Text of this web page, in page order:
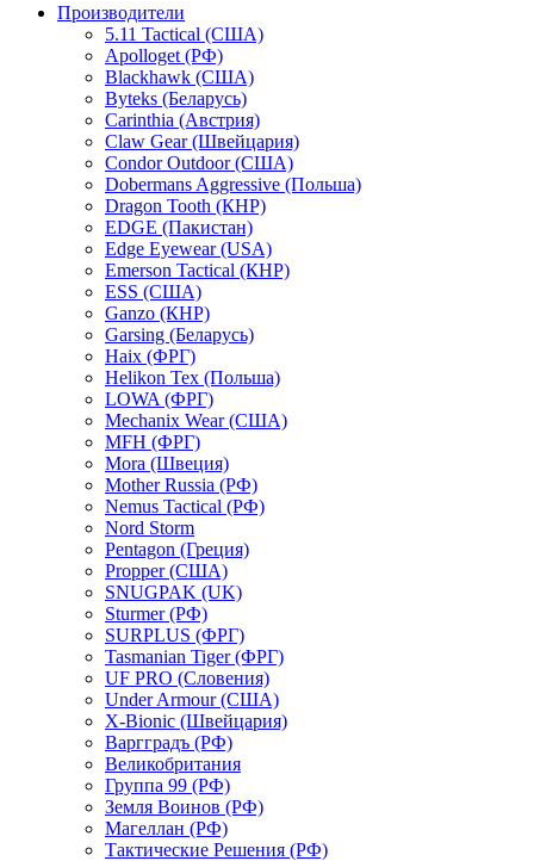
Производители
5.11 Tactical (США)
Apolloget (РФ)
Blackhawk (США)
Byteks (Беларусь)
Carinthia (Австрия)
Claw Gear (Швейцария)
Condor Outdoor (США)
Dobermans Aggressive (Польша)
Dragon Tooth (КНР)
EDGE (Пакистан)
Edge Eyewear (USA)
Emerson Tactical (КНР)
ESS (США)
Ganzo (КНР)
Garsing (Беларусь)
Haix (ФРГ)
Helikon Tex (Польша)
LOWA (ФРГ)
Mechanix Wear (США)
MFH (ФРГ)
Mora (Швеция)
Mother Russia (РФ)
Nemus Tactical (РФ)
Nord Storm
Pentagon (Греция)
Propper (США)
SNUGPAK (UK)
Sturmer (РФ)
SURPLUS (ФРГ)
Tasmanian Tiger (ФРГ)
UF PRO (Словения)
Under Armour (США)
X-Bionic (Швейцария)
Варгградъ (РФ)
Великобритания
Группа 99 (РФ)
Земля Воинов (РФ)
Магеллан (РФ)
Тактические Решения (РФ)